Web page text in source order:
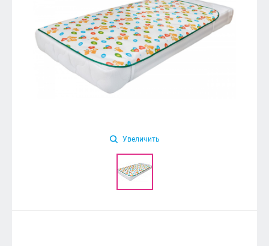
Увеличить